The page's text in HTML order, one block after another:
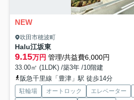
NEW
吹田市穂波町
Halu江坂東
9.15万円 管理/共益費6,000円
33.00㎡ (1LDK) /築3年 /10階建
阪急千里線「豊津」駅 徒歩14分
駐輪場 オートロック エレベーター